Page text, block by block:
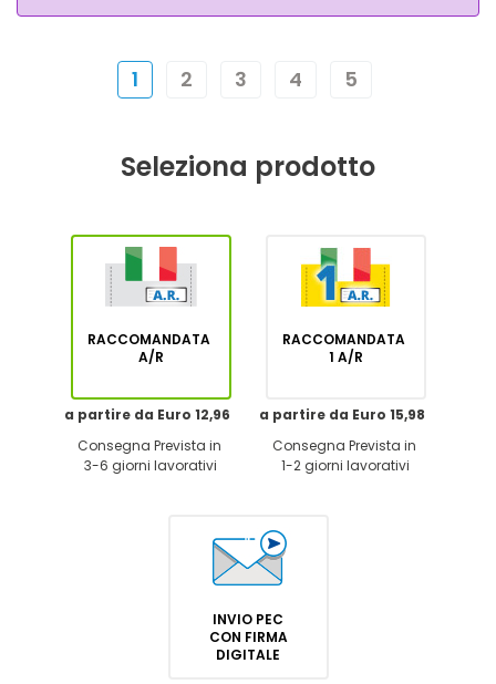
1 2 3 4 5
Seleziona prodotto
RACCOMANDATA
A/R
a partire da Euro 12,96
Consegna Prevista in
3-6 giorni lavorativi
RACCOMANDATA
1 A/R
a partire da Euro 15,98
Consegna Prevista in
1-2 giorni lavorativi
INVIO PEC
CON FIRMA
DIGITALE